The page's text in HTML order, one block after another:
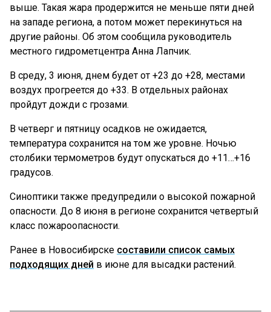
выше. Такая жара продержится не меньше пяти дней
на западе региона, а потом может перекинуться на
другие районы. Об этом сообщила руководитель
местного гидрометцентра Анна Лапчик.
В среду, 3 июня, днем будет от +23 до +28, местами
воздух прогреется до +33. В отдельных районах
пройдут дожди с грозами.
В четверг и пятницу осадков не ожидается,
температура сохранится на том же уровне. Ночью
столбики термометров будут опускаться до +11…+16
градусов.
Синоптики также предупредили о высокой пожарной
опасности. До 8 июня в регионе сохранится четвертый
класс пожароопасности.
Ранее в Новосибирске составили список самых
подходящих дней в июне для высадки растений.